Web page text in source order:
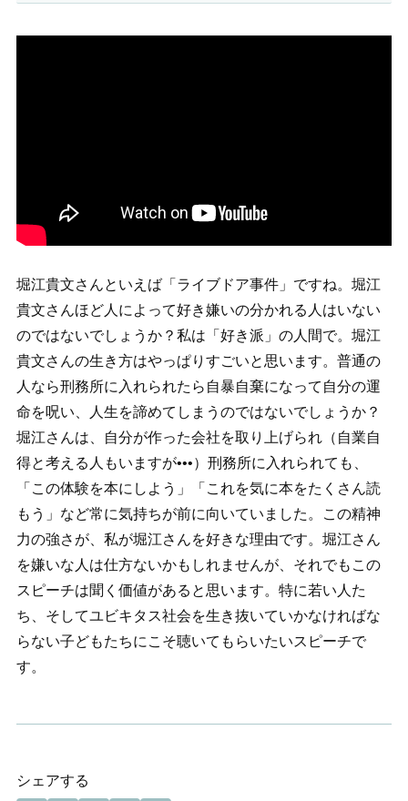
堀江貴文さんといえば「ライブドア事件」ですね。堀江
貴文さんほど人によって好き嫌いの分かれる人はいない
のではないでしょうか？私は「好き派」の人間で。堀江
貴文さんの生き方はやっぱりすごいと思います。普通の
人なら刑務所に入れられたら自暴自棄になって自分の運
命を呪い、人生を諦めてしまうのではないでしょうか？
堀江さんは、自分が作った会社を取り上げられ（自業自
得と考える人もいますが•••）刑務所に入れられても、
「この体験を本にしよう」「これを気に本をたくさん読
もう」など常に気持ちが前に向いていました。この精神
力の強さが、私が堀江さんを好きな理由です。堀江さん
を嫌いな人は仕方ないかもしれませんが、それでもこの
スピーチは聞く価値があると思います。特に若い人た
ち、そしてユビキタス社会を生き抜いていかなければな
らない子どもたちにこそ聴いてもらいたいスピーチで
す。
シェアする